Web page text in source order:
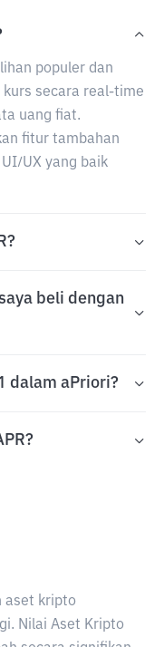
populer dan
secara real-time
uang fiat.
fitur tambahan
UX yang baik
beli dengan
dalam aPriori?
aset kripto
Nilai Aset Kripto